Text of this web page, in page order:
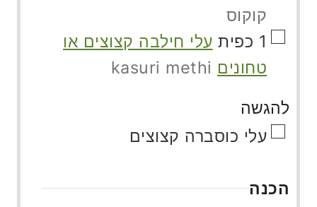
קוקוס
▢
1 כפית עלי חילבה קצוצים או
טחונים kasuri methi
להגשה
▢ עלי כוסברה קצוצים
הכנה